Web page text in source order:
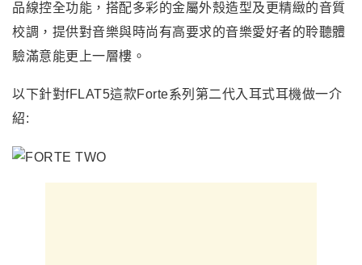
品線控全功能，搭配多彩的金屬外殼造型及更精緻的音質
校調，提供對音樂與時尚有高要求的音樂愛好者的聆聽體
驗滿意能更上一層樓。
以下針對fFLAT5這款Forte系列第二代入耳式耳機做一介
紹: